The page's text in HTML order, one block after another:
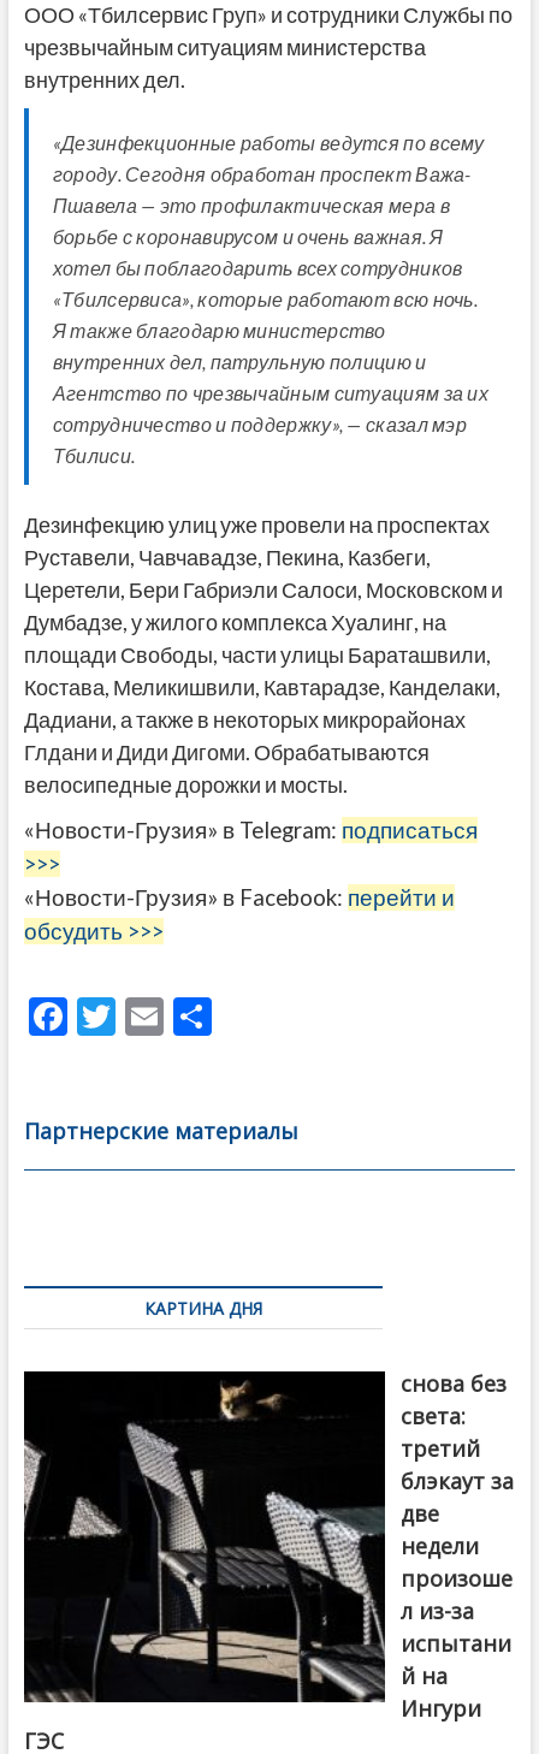
ООО «Тбилсервис Груп» и сотрудники Службы по
чрезвычайным ситуациям министерства
внутренних дел.
«Дезинфекционные работы ведутся по всему
городу. Сегодня обработан проспект Важа-
Пшавела — это профилактическая мера в
борьбе с коронавирусом и очень важная. Я
хотел бы поблагодарить всех сотрудников
«Тбилсервиса», которые работают всю ночь.
Я также благодарю министерство
внутренних дел, патрульную полицию и
Агентство по чрезвычайным ситуациям за их
сотрудничество и поддержку», — сказал мэр
Тбилиси.
Дезинфекцию улиц уже провели на проспектах
Руставели, Чавчавадзе, Пекина, Казбеги,
Церетели, Бери Габриэли Салоси, Московском и
Думбадзе, у жилого комплекса Хуалинг, на
площади Свободы, части улицы Бараташвили,
Костава, Меликишвили, Кавтарадзе, Канделаки,
Дадиани, а также в некоторых микрорайонах
Глдани и Диди Дигоми. Обрабатываются
велосипедные дорожки и мосты.
«Новости-Грузия» в Telegram: подписаться
>>>
«Новости-Грузия» в Facebook: перейти и
обсудить >>>
F
b
o
T
er
E
l
О
а
в
Партнерские материалы
по
записямКАРТИНА ДНЯ
снова без
света:
третий
блэкаут за
две
недели
произоше
л из-за
испытани
й на
Ингури
ГЭС